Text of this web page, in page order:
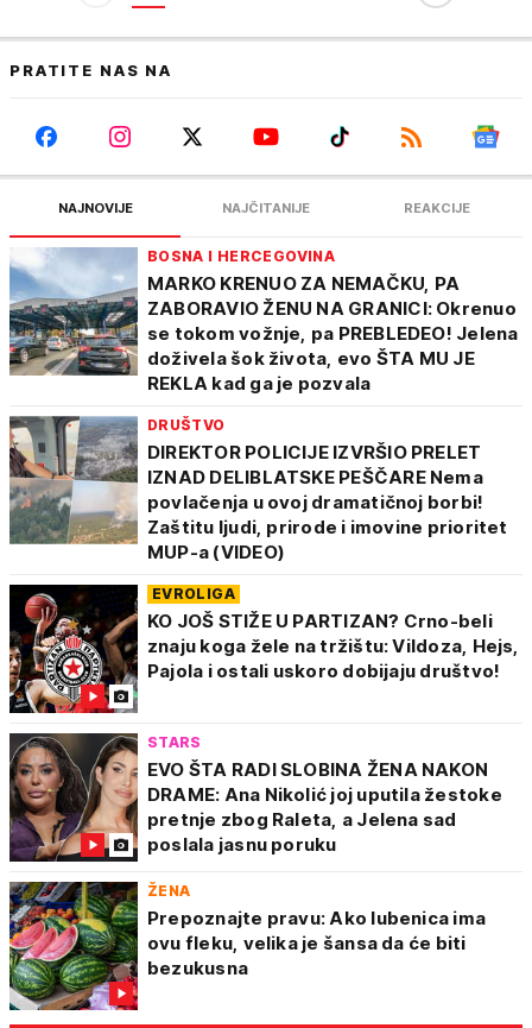
PRATITE NAS NA
NAJNOVIJE NAJČITANIJE REAKCIJE
BOSNA I HERCEGOVINA
MARKO KRENUO ZA NEMAČKU, PA
ZABORAVIO ŽENU NA GRANICI: Okrenuo
se tokom vožnje, pa PREBLEDEO! Jelena
doživela šok života, evo ŠTA MU JE
REKLA kad ga je pozvala
DRUŠTVO
DIREKTOR POLICIJE IZVRŠIO PRELET
IZNAD DELIBLATSKE PEŠČARE Nema
povlačenja u ovoj dramatičnoj borbi!
Zaštitu ljudi, prirode i imovine prioritet
MUP-a (VIDEO)
EVROLIGA
KO JOŠ STIŽE U PARTIZAN? Crno-beli
znaju koga žele na tržištu: Vildoza, Hejs,
Pajola i ostali uskoro dobijaju društvo!
STARS
EVO ŠTA RADI SLOBINA ŽENA NAKON
DRAME: Ana Nikolić joj uputila žestoke
pretnje zbog Raleta, a Jelena sad
poslala jasnu poruku
ŽENA
Prepoznajte pravu: Ako lubenica ima
ovu fleku, velika je šansa da će biti
bezukusna